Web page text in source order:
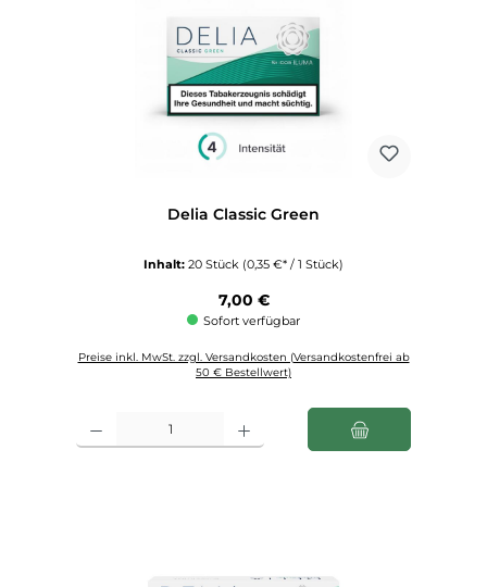
Delia Classic Green
Inhalt: 20 Stück (0,35 €* / 1 Stück)
Regulärer Preis:
7,00 €
Sofort verfügbar
Preise inkl. MwSt. zzgl. Versandkosten (Versandkostenfrei ab
50 € Bestellwert)